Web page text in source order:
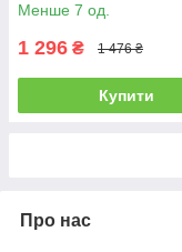
Менше 7 од.
1 296 ₴ 1 476 ₴
Купити
Про нас